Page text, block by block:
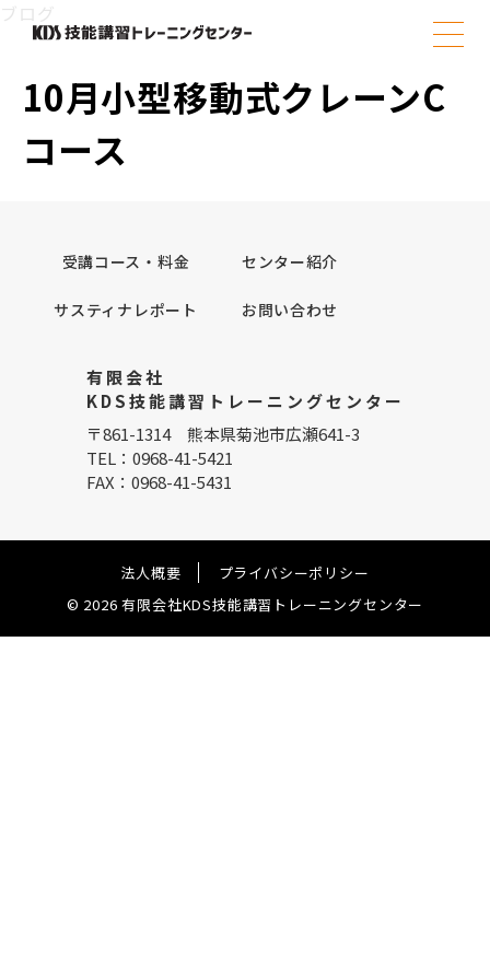
Skip
ブログ
10月小型移動式クレーンC
コース
受講コース・料金 センター紹介
サスティナレポート お問い合わせ
有限会社
KDS技能講習トレーニングセンター
〒861-1314 熊本県菊池市広瀬641-3
TEL：0968-41-5421
FAX：0968-41-5431
法人概要
プライバシーポリシー
© 2026 有限会社KDS技能講習トレーニングセンター